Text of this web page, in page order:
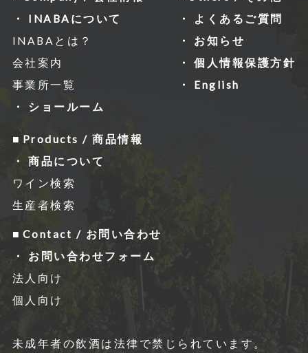
未成年者の飲酒は法律で禁じられています。
INABAについて
INABAとは？
会社案内
事業所一覧
ショールーム
Products / 商品情報
商品について
ワイン検索
生産者検索
よくあるご質問
お知らせ
個人情報保護方針
English
Contact / お問い合わせ
お問い合わせフォーム
法人向け
個人向け